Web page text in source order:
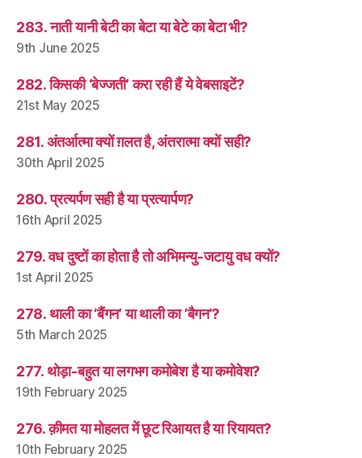
283. नाती यानी बेटी का बेटा या बेटे का बेटा भी?
9th June 2025
282. किसकी ‘बेज्जती’ करा रही हैं ये वेबसाइटें?
21st May 2025
281. अंतर्आत्मा क्यों ग़लत है, अंतरात्मा क्यों सही?
30th April 2025
280. प्रत्यर्पण सही है या प्रत्यार्पण?
16th April 2025
279. वध दुष्टों का होता है तो अभिमन्यु-जटायु वध क्यों?
1st April 2025
278. थाली का ‘बैंगन’ या थाली का ‘बैगन’?
5th March 2025
277. थोड़ा-बहुत या लगभग कमोबेश है या कमोवेश?
19th February 2025
276. क़ीमत या मोहलत में छूट रिआयत है या रियायत?
10th February 2025